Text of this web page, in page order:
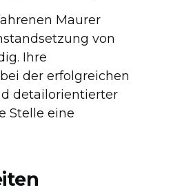
Maurer
von
Ihre
der erfolgreichen
detailorientierter
Stelle eine